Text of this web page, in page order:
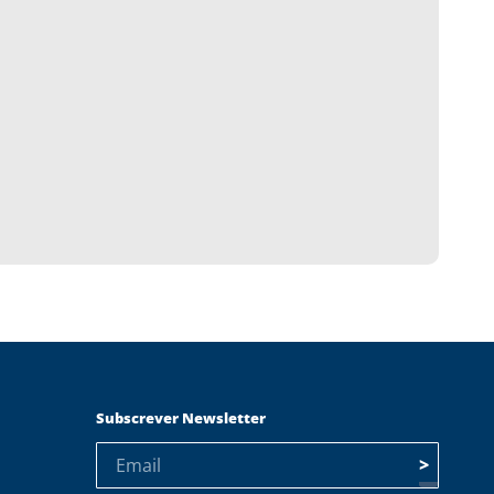
Subscrever Newsletter
>